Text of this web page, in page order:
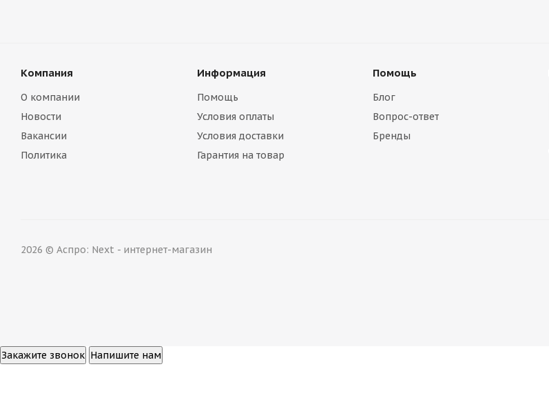
Компания
О компании
Новости
Вакансии
Политика
Информация
Помощь
Условия оплаты
Условия доставки
Гарантия на товар
Помощь
Блог
Вопрос-ответ
Бренды
2026 © Аспро: Next - интернет-магазин
Закажите звонок Напишите нам